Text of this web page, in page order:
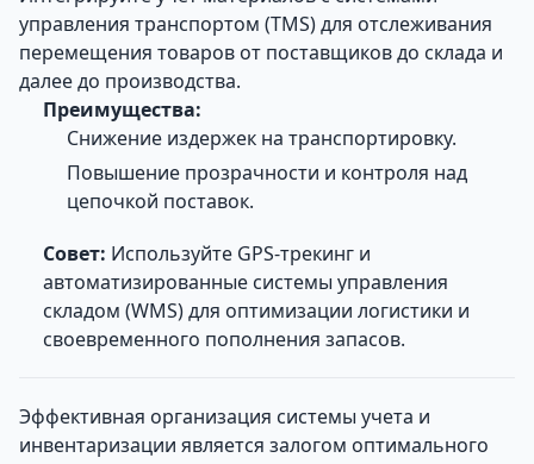
управления транспортом (TMS) для отслеживания
перемещения товаров от поставщиков до склада и
далее до производства.
Преимущества:
Снижение издержек на транспортировку.
Повышение прозрачности и контроля над
цепочкой поставок.
Совет: Используйте GPS-трекинг и
автоматизированные системы управления
складом (WMS) для оптимизации логистики и
своевременного пополнения запасов.
Эффективная организация системы учета и
инвентаризации является залогом оптимального